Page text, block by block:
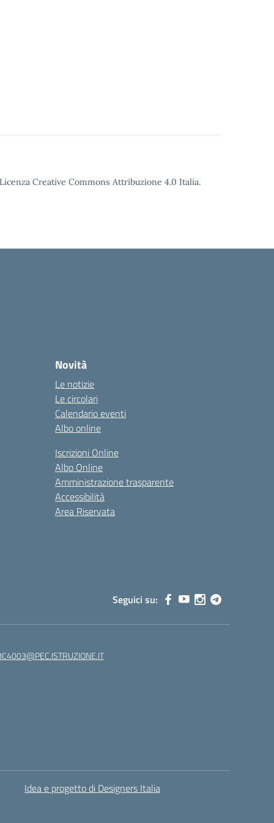
Creative Commons Attribuzione 4.0 Italia.
Novità
Le notizie
Le circolari
Calendario eventi
Albo online
Iscrizioni Online
Albo Online
Amministrazione trasparente
Accessibilità
Area Riservata
Seguici su:
Idea e progetto di Designers Italia